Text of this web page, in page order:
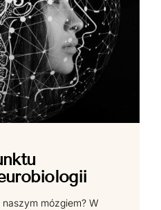
mózgiem? W